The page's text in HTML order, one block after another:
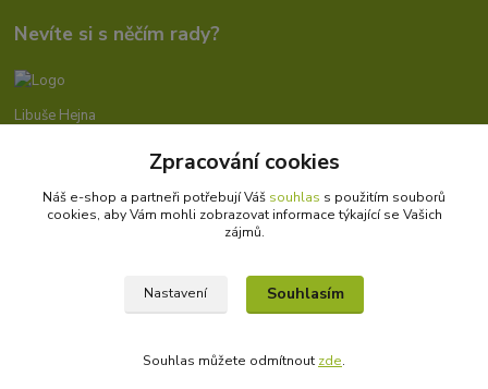
Nevíte si s něčím rady?
Libuše Hejna
info@bioprotebe.cz
Přírodní certifikované produkty Webdesign
Zpracování cookies
Náš e-shop a partneři potřebují Váš souhlas s použitím souborů
cookies, aby Vám mohli zobrazovat informace týkající se Vašich
zájmů.
Nastavení Souhlasím
Souhlas můžete odmítnout zde.